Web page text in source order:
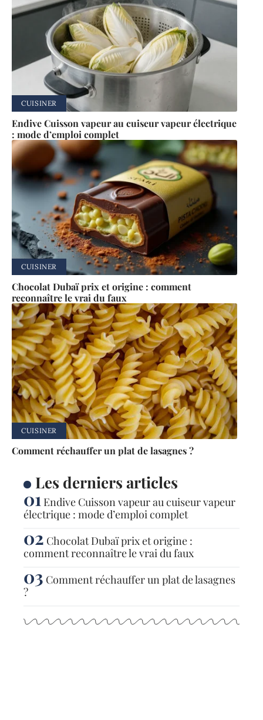
CUISINER
Endive Cuisson vapeur au cuiseur vapeur électrique
: mode d’emploi complet
CUISINER
Chocolat Dubaï prix et origine : comment
reconnaître le vrai du faux
CUISINER
Comment réchauffer un plat de lasagnes ?
Les derniers articles
Endive Cuisson vapeur au cuiseur vapeur
électrique : mode d’emploi complet
Chocolat Dubaï prix et origine :
comment reconnaître le vrai du faux
Comment réchauffer un plat de lasagnes
?